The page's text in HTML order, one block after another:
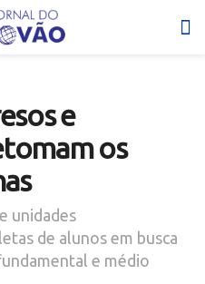
e
os
unidades
de alunos em busca
e médio